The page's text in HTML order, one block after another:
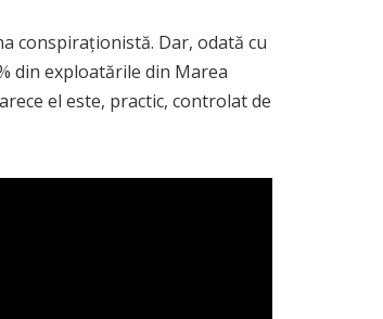
conspiraționistă. Dar, odată cu
din exploatările din Marea
el este, practic, controlat de